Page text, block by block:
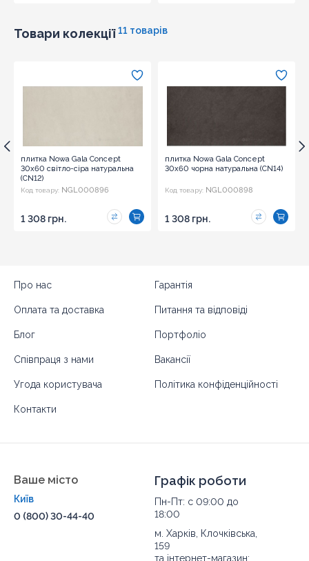
Товари колекції 11 товарів
плитка Nowa Gala Concept
30x60 світло-сіра натуральна
(CN12)
Код товару: NGL000896
1 308 грн.
плитка Nowa Gala Concept
30x60 чорна натуральна (CN14)
Код товару: NGL000898
1 308 грн.
Про нас Гарантія
Оплата та доставка Питання та відповіді
Блог Портфоліо
Співпраця з нами Вакансії
Угода користувача Політика конфіденційності
Контакти
Ваше місто
Київ
0 (800) 30-44-40
Графік роботи
Пн-Пт: с 09:00 до
18:00
м. Харків, Клочківська,
159
та інтернет-магазин: